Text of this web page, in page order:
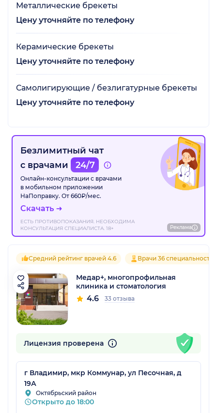
Металлические брекеты
Цену уточняйте по телефону
Керамические брекеты
Цену уточняйте по телефону
Самолигирующие / безлигатурные брекеты
Цену уточняйте по телефону
Безлимитный чат
с врачами
24/7
Онлайн-консультации с врачами
в мобильном приложении
НаПоправку. От 660₽/мес.
Скачать
ЕСТЬ ПРОТИВОПОКАЗАНИЯ. НЕОБХОДИМА
КОНСУЛЬТАЦИЯ СПЕЦИАЛИСТА. 18+
Реклама
Средний рейтинг врачей 4.6 Врачи 36 специальностей
Медар+, многопрофильная
клиника и стоматология
4.6 33 отзыва
Лицензия проверена
г Владимир, мкр Коммунар, ул Песочная, д
19А
Октябрьский район
Открыто до 18:00